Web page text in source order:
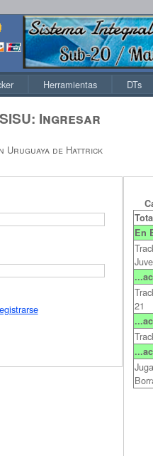
Herramientas DTs
Ingresar
Uruguaya de Hattrick
En
21